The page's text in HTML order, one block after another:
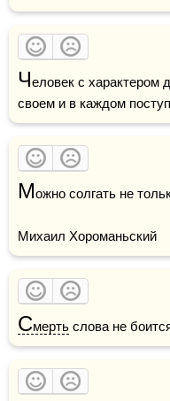
Человек с характером
своем и в каждом
Можно солгать не
Михаил Хороманьский
Смерть слова не